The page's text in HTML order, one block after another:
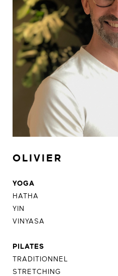
OLIVIER
YOGA
HATHA
YIN
VINYASA
PILATES
TRADITIONNEL
STRETCHING